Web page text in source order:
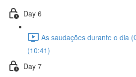
Day 6
As saudações durante o dia
(10:41)
Day 7